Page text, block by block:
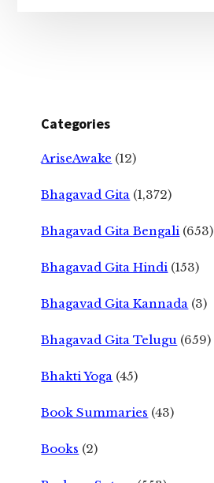
Categories
AriseAwake (12)
Bhagavad Gita (1,372)
Bhagavad Gita Bengali (653)
Bhagavad Gita Hindi (153)
Bhagavad Gita Kannada (3)
Bhagavad Gita Telugu (659)
Bhakti Yoga (45)
Book Summaries (43)
Books (2)